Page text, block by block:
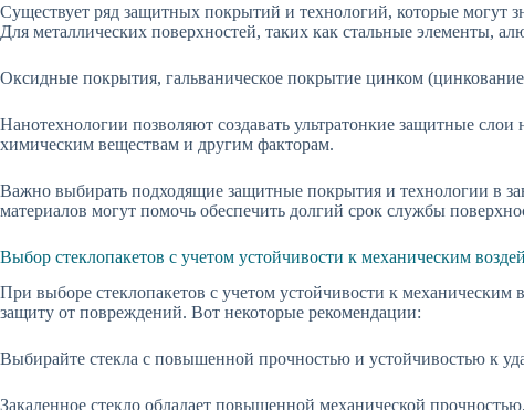
Существует ряд защитных покрытий и технологий, которые могут
Для металлических поверхностей, таких как стальные элементы,
Оксидные покрытия, гальваническое покрытие цинком
Нанотехнологии позволяют создавать ультратонкие защитные
химическим веществам и другим факторам.
Важно выбирать подходящие защитные покрытия и технологии в
материалов могут помочь обеспечить долгий срок службы
Выбор стеклопакетов с учетом устойчивости к механическим
При выборе стеклопакетов с учетом устойчивости к
защиту от повреждений. Вот некоторые рекомендации:
Выбирайте стекла с повышенной прочностью и устойчивостью к
Закаленное стекло обладает повышенной механической